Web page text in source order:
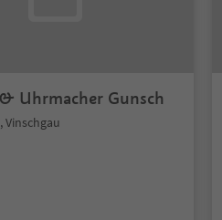
Uhrmacher Gunsch
Vinschgau